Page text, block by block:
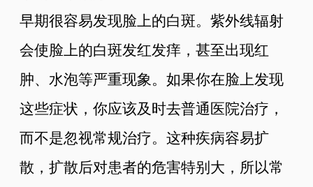
早期很容易发现脸上的白斑。紫外线辐射
会使脸上的白斑发红发痒，甚至出现红
肿、水泡等严重现象。如果你在脸上发现
这些症状，你应该及时去普通医院治疗，
而不是忽视常规治疗。这种疾病容易扩
散，扩散后对患者的危害特别大，所以常